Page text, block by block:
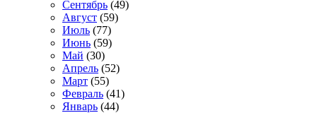
Сентябрь (49)
Август (59)
Июль (77)
Июнь (59)
Май (30)
Апрель (52)
Март (55)
Февраль (41)
Январь (44)